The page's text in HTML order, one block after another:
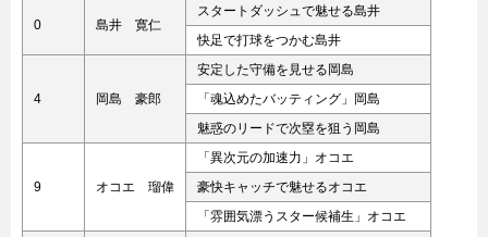
0 島井 寛仁
スタートダッシュで魅せる島井
快足で打球をつかむ島井
4 岡島 豪郎
安定した守備を見せる岡島
「魂込めたバッティング」岡島
魅惑のリードで次塁を狙う岡島
9 オコエ 瑠偉
「異次元の加速力」オコエ
豪快キャッチで魅せるオコエ
「雰囲気漂うスター候補生」オコエ